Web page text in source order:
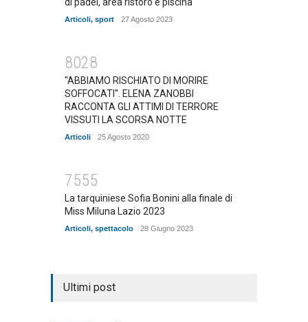
Articoli, sport 27 Agosto 2023
8028
"ABBIAMO RISCHIATO DI MORIRE
SOFFOCATI". ELENA ZANOBBI
RACCONTA GLI ATTIMI DI TERRORE
VISSUTI LA SCORSA NOTTE
Articoli 25 Agosto 2020
7555
La tarquiniese Sofia Bonini alla finale di
Miss Miluna Lazio 2023
Articoli, spettacolo 28 Giugno 2023
Ultimi post